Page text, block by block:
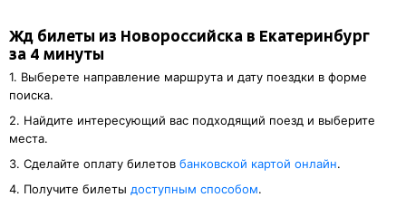
Жд билеты из Новороссийска в Екатеринбург
за 4 минуты
1. Выберете направление маршрута и дату поездки в форме
поиска.
2. Найдите интересующий вас подходящий поезд и выберите
места.
3. Cделайте оплату билетов банковской картой онлайн.
4. Получите билеты доступным способом.